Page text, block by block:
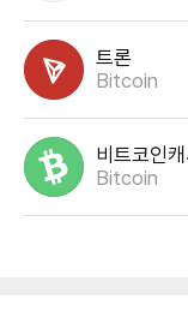
트론
Bitcoin
비트코인캐
Bitcoin